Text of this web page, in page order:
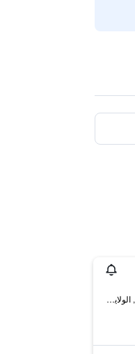
8221 Sunset Boulevard, لوس أنجلوس, CA, الولايات المتحدة الأميريكية